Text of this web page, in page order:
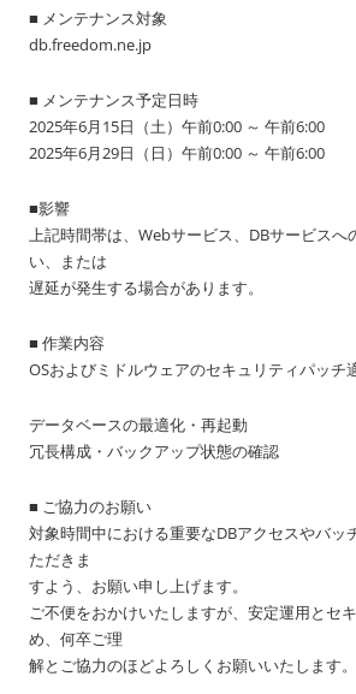
■ メンテナンス対象
db.freedom.ne.jp
■ メンテナンス予定日時
2025年6月15日（土）午前0:00 ～ 午前6:00
2025年6月29日（日）午前0:00 ～ 午前6:00
■影響
上記時間帯は、Webサービス、DBサービスへ
い、または
遅延が発生する場合があります。
■ 作業内容
OSおよびミドルウェアのセキュリティパッチ
データベースの最適化・再起動
冗長構成・バックアップ状態の確認
■ ご協力のお願い
対象時間中における重要なDBアクセスやバッ
ただきま
すよう、お願い申し上げます。
ご不便をおかけいたしますが、安定運用とセ
め、何卒ご理
解とご協力のほどよろしくお願いいたします。